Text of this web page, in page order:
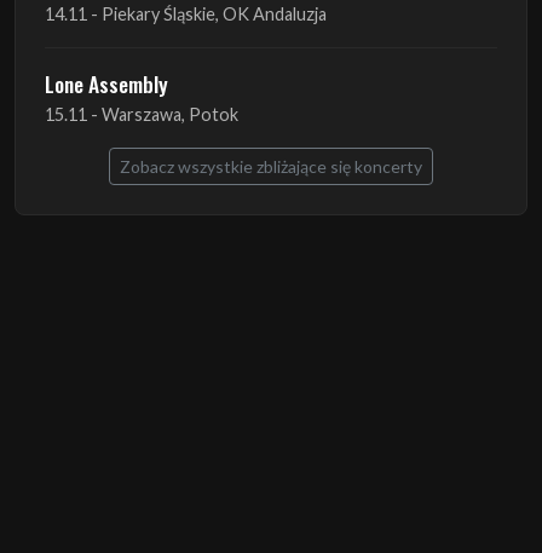
14.11 - Piekary Śląskie, OK Andaluzja
Lone Assembly
15.11 - Warszawa, Potok
Zobacz wszystkie zbliżające się koncerty